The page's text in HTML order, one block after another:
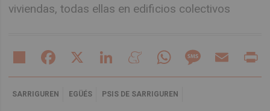
viviendas, todas ellas en edificios colectivos
Share Facebook LinkedIn MeneameWhatsAppMessageEmail
SARRIGUREN EGÜÉS PSIS DE SARRIGUREN